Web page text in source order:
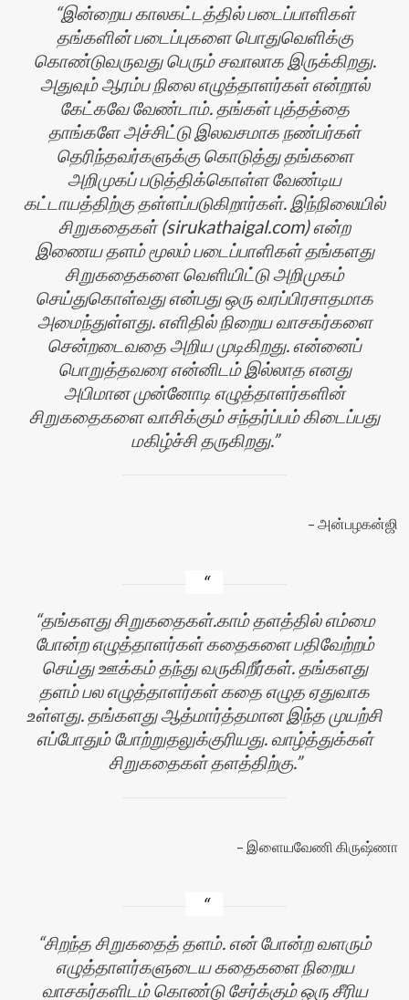
இன்றைய காலகட்டத்தில் படைப்பாளிகள்
தங்களின் படைப்புகளை பொதுவெளிக்கு
கொண்டுவருவது பெரும் சவாலாக இருக்கிறது.
அதுவும் ஆரம்ப நிலை எழுத்தாளர்கள் என்றால்
கேட்கவே வேண்டாம். தங்கள் புத்தத்தை
தாங்களே அச்சிட்டு இலவசமாக நண்பர்கள்
தெரிந்தவர்களுக்கு கொடுத்து தங்களை
அறிமுகப் படுத்திக்கொள்ள வேண்டிய
கட்டாயத்திற்கு தள்ளப்படுகிறார்கள். இந்நிலையில்
சிறுகதைகள் (sirukathaigal.com) என்ற
இணைய தளம் மூலம் படைப்பாளிகள் தங்களது
சிறுகதைகளை வெளியிட்டு அறிமுகம்
செய்துகொள்வது என்பது ஒரு வரப்பிரசாதமாக
அமைந்துள்ளது. எளிதில் நிறைய வாசகர்களை
சென்றடைவதை அறிய முடிகிறது. என்னைப்
பொறுத்தவரை என்னிடம் இல்லாத எனது
அபிமான முன்னோடி எழுத்தாளர்களின்
சிறுகதைகளை வாசிக்கும் சந்தர்ப்பம் கிடைப்பது
மகிழ்ச்சி தருகிறது.
அன்பழகன்ஜி
தங்களது சிறுகதைகள்.காம் தளத்தில் எம்மை
போன்ற எழுத்தாளர்கள் கதைகளை பதிவேற்றம்
செய்து ஊக்கம் தந்து வருகிறீர்கள். தங்களது
தளம் பல எழுத்தாளர்கள் கதை எழுத ஏதுவாக
உள்ளது. தங்களது ஆத்மார்த்தமான இந்த முயற்சி
எப்போதும் போற்றுதலுக்குரியது. வாழ்த்துக்கள்
சிறுகதைகள் தளத்திற்கு.
இளையவேணி கிருஷ்ணா
சிறந்த சிறுகதைத் தளம். என் போன்ற வளரும்
எழுத்தாளர்களுடைய கதைகளை நிறைய
வாசகர்களிடம் கொண்டு சேர்க்கும் ஒரு சீரிய